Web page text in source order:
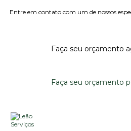
Entre em contato com um de nossos
Faça seu orçamento
Faça seu orçamento